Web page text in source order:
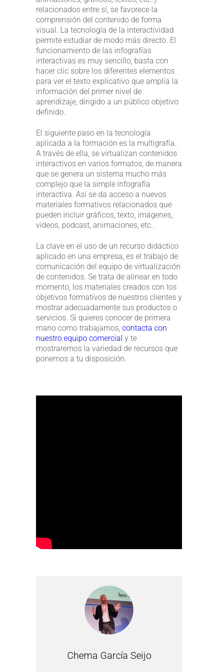
relacionados entre sí, se favorece la
comprensión del contenido de forma
visual. La tecnología de la interactividad
permite estudiar de modo más directo. El
funcionamiento de las infografías
interactivas es muy sencillo, basta con
hacer clic sobre los diferentes elementos
para ver el texto explicativo que amplía la
información del primer nivel de
aprendizaje, dirigido a un público objetivo
definido.
El siguiente paso en la tecnología
aplicada a la formación es la multigrafía.
A través de ella, se virtualizan contenidos
interactivos en varios formatos, de manera
que se genera un sistema mucho más
complejo que la simple infografía
interactiva. Así se da acceso a nuevos
materiales formativos relacionados que
pueden incluir gráficos, texto, imágenes,
vídeos, podcast, animaciones, etc..
La clave en el uso de un recurso didáctico
aplicado en una empresa, es el trabajo de
comunicación del equipo de virtualización
de contenidos. Se trata de alinear en todo
momento, los materiales creados con los
objetivos formativos de nuestros clientes y
mostrar adecuadamente sus productos o
servicios. Si quieres conocer de primera
mano como trabajamos, contacta con
nuestro equipo comercial y te
mostraremos la variedad de recursos que
ponemos a tu disposición.
Chema García Seijo